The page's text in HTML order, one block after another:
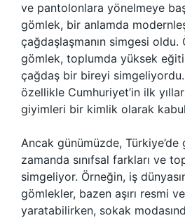
ve pantolonlara yönelmeye
gömlek, bir anlamda
çağdaşlaşmanın simgesi oldu.
gömlek, toplumda yüksek
çağdaş bir bireyi simgeliyordu.
özellikle Cumhuriyet’in ilk
giyimleri bir kimlik olarak
Ancak günümüzde, Türkiye’de
zamanda sınıfsal farkları ve
simgeliyor. Örneğin, iş
gömlekler, bazen aşırı resmi
yaratabilirken, sokak